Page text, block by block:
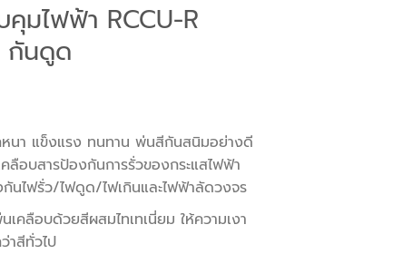
คุมไฟฟ้า RCCU-R
กันดูด
นา แข็งแรง ทนทาน พ่นสีกันสนิมอย่างดี
อบสารป้องกันการรั่วของกระแสไฟฟ้า
นไฟรั่ว/ไฟดูด/ไฟเกินและไฟฟ้าลัดวงจร
คลือบด้วยสีผสมไทเทเนี่ยม ให้ความเงา
าสีทั่วไป